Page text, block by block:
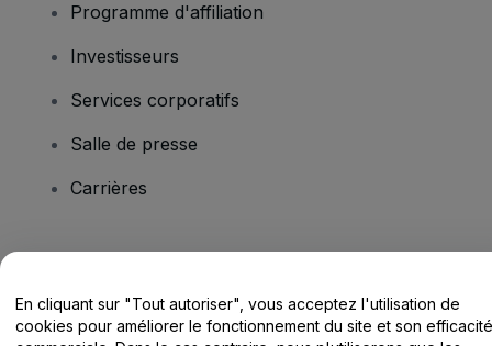
Programme d'affiliation
Investisseurs
Services corporatifs
Salle de presse
Carrières
Centre d'assistance / Nous contacter
En cliquant sur "Tout autoriser", vous acceptez l'utilisation de
cookies pour améliorer le fonctionnement du site et son efficacité